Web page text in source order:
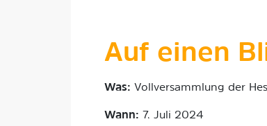
Auf einen
Was: Vollversammlung der
Wann: 7. Juli 2024